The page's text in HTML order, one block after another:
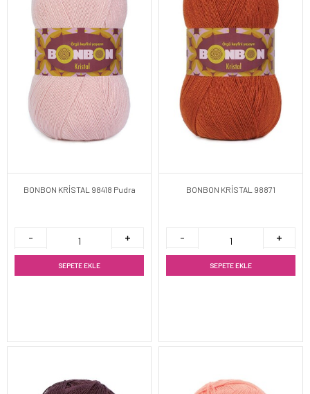
BONBON KRİSTAL 98418 Pudra
SEPETE EKLE
BONBON KRİSTAL 98871
SEPETE EKLE